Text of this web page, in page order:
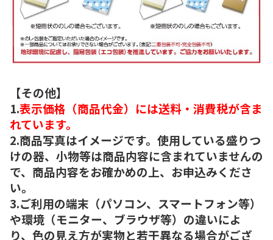
【その他】
1.表示価格（商品代金）には送料・消費税が含ま
れています。
2.商品写真はイメージです。使用している盛りつ
けの器、小物等は商品内容に含まれていませんの
で、商品内容をお確かめの上、お申込みくださ
い。
3.ご利用の端末（パソコン、スマートフォン等）
や環境（モニター、ブラウザ等）の違いによ
り、色の見え方が実物と若干異なる場合がござ